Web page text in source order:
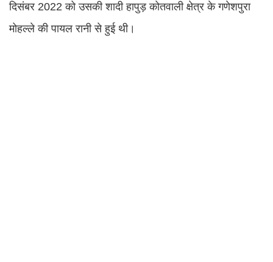
दिसंबर 2022 को उसकी शादी हापुड़ कोतवाली क्षेत्र के गणेशपुरा
मोहल्ले की पायल रानी से हुई थी।